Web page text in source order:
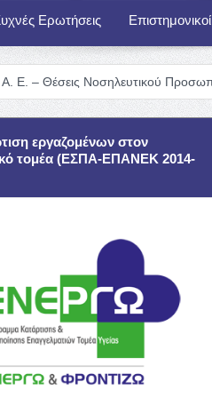
Ερωτήσεις
Νοσηλευτικού Προσωπικού
εργαζομένων στον
τομέα (ΕΣΠΑ-ΕΠΑΝΕΚ 2014-